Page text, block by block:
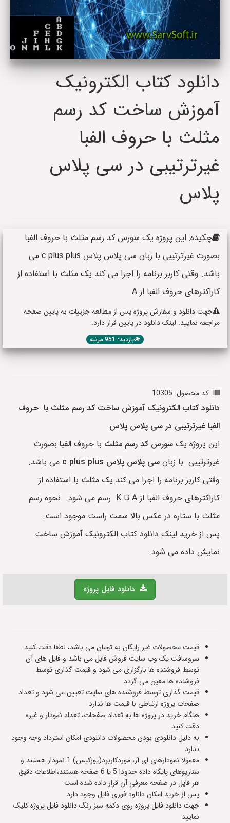
دانلود کتاب الکترونیک
آموزش ساخت کد رسم
مثلث با حروف الفبا
غیرترتیبی در سی پلاس
پلاس
چکیده: این پروژه یک سورس کد رسم مثلث با حروف الفبا
بصورت غیرترتیبی با زبان سی پلاس پلاس c plus plus می
باشد. وقتی کاربر برنامه را اجرا می کند یک مثلث با استفاده از
کاراکترهای حروف الفبا از A
جهت دانلود و سفارش پروژه پس از مطالعه جزییات به پایین صفحه
مراجعه نمایید. لینک دانلود در پایین قرار دارد.
بازدید: 951 مرتبه
کد محصول: 10305
دانلود کتاب الکترونیک آموزش ساخت کد رسم مثلث با حروف
الفبا غیرترتیبی در سی پلاس پلاس
این پروژه یک سورس کد رسم مثلث با حروف الفبا بصورت
غیرترتیبی با زبان سی پلاس پلاس c plus plus
می باشد.
وقتی کاربر برنامه را اجرا می کند یک مثلث با استفاده از
کاراکترهای حروف الفبا از A تا K رسم می شود. نحوه رسم
مثلث با ستاره در عکس بالا سمت راست موجود است.
پس از خرید لینک دانلود کتاب الکترونیک آموزش ساخت
نمایش داده می شود.
دانلود فایل پروژه
قیمت محصولات غیر رایگان به تومان می باشد، لطفا دقت کنید.
سروسافت یک وب سایت فروش فایل می باشد و فایل های آن
توسط فروشنده ها بارگزاری می شود و قیمت گذاری توسط
فروشنده ها معین می گردد
قیمت گذاری توسط فروشنده های سایت تعیین می شود و تعداد
صفحات پروژه ارتباطی با قیمت ها ندارد
هنگام خرید در پروژه ها به تعداد صفحات، تعداد نمودار و غیره
دقت کنید
به دلیل دانلودی بودن محصولات دانلودی امکان استرداد وجه وجود
ندارد
معمولا نمودارهای ای آر، موردکاربرد(یوزکیس) 1 نمودار هستند و
سناریوهای پایگاه داده حدودا 5 یا 6 صفحه هستند،اطلاعات دقیق
هر فایل در صفحه معرفی آن قرار داده شده است
پس از خرید امکان دانلود فوری فایل وجود دارد
جهت دانلود فایل پروژه روی دکمه سبز رنگ دانلود فایل پروژه کلیک
نمایید